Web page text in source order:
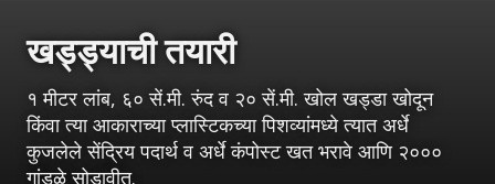
खड्ड्याची तयारी
१ मीटर लांब, ६० सें.मी. रुंद व २० सें.मी. खोल खड्डा खोदून
किंवा त्या आकाराच्या प्लास्टिकच्या पिशव्यांमध्ये त्यात अर्धे
कुजलेले सेंद्रिय पदार्थ व अर्धे कंपोस्ट खत भरावे आणि २०००
गांडुळे सोडावीत.